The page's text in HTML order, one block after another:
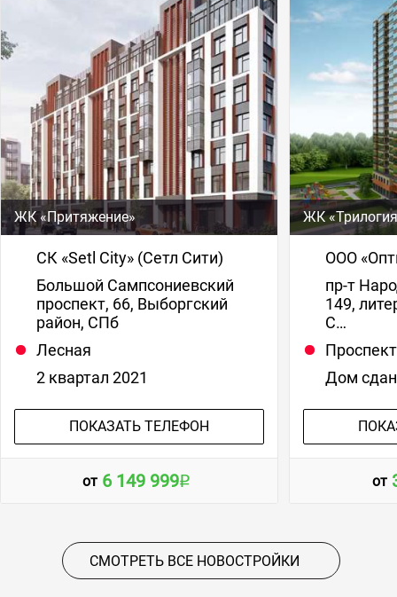
ЖК «Притяжение»
СК «Setl City» (Сетл Сити)
Большой Сампсониевский
проспект, 66, Выборгский
район, СПб
Лесная
2 квартал 2021
ПОКАЗАТЬ ТЕЛЕФОН
от 6 149 999
ЖК
ООО
пр-т
149,
С…
Дом сдан
от
СМОТРЕТЬ ВСЕ НОВОСТРОЙКИ